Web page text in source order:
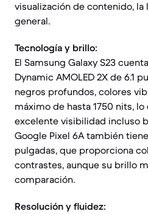
visualización de contenido,
general.
Tecnología y brillo:
El Samsung Galaxy S23
Dynamic AMOLED 2X de 6.1
negros profundos, colores
máximo de hasta 1750 nits,
excelente visibilidad incluso
Google Pixel 6A también
pulgadas, que proporciona
contrastes, aunque su brillo
comparación.
Resolución y fluidez: